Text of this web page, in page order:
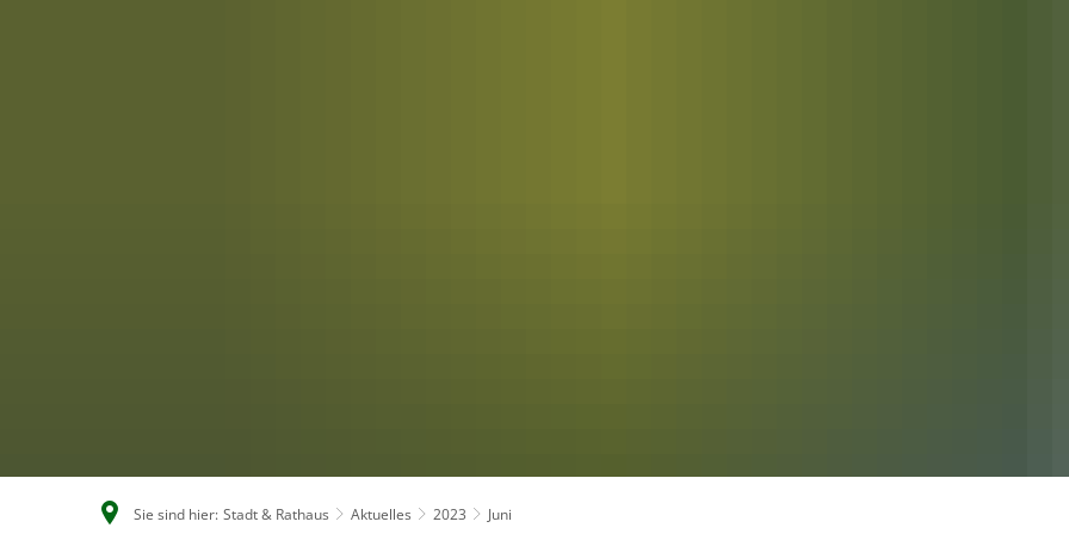
Sie sind hier: Stadt & Rathaus Aktuelles 2023 Juni